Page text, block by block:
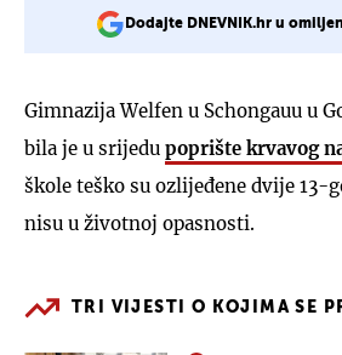
Dodajte DNEVNIK.hr u
Gimnazija Welfen u Schongauu u
bila je u srijedu poprište krvavog
škole teško su ozlijeđene dvije 13-
nisu u životnoj opasnosti.
TRI VIJESTI O KOJIMA SE